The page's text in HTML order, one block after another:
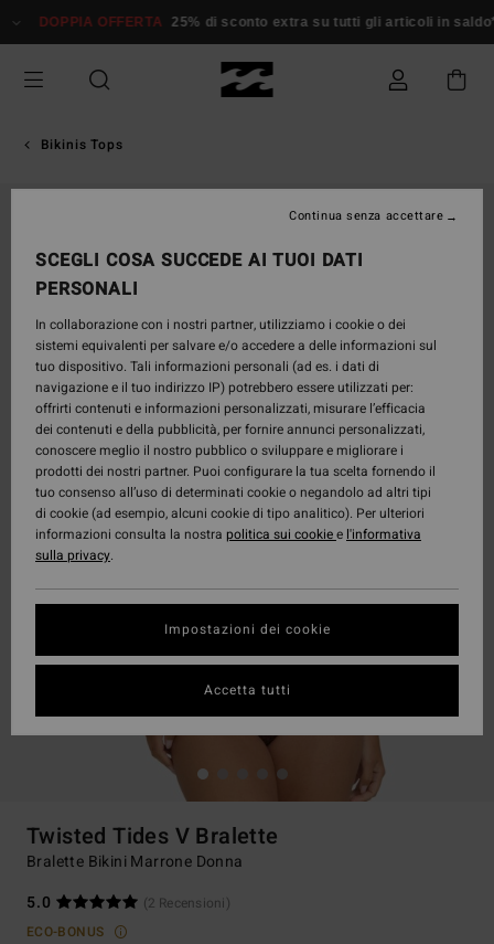
alle
prodotto
DOPPIA OFFERTA 25% di sconto extra su tutti gli articoli in saldo*
Bikinis Tops
Twisted Tides V Bralette
Bralette Bikini Marrone Donna
5.0
(2 Recensioni)
ECO-BONUS
SCEGLI COSA SUCCEDE AI TUOI DATI
PERSONALI
In collaborazione con i nostri partner, utilizziamo i cookie o dei
sistemi equivalenti per salvare e/o accedere a delle informazioni sul
tuo dispositivo. Tali informazioni personali (ad es. i dati di
navigazione e il tuo indirizzo IP) potrebbero essere utilizzati per:
offrirti contenuti e informazioni personalizzati, misurare l’efficacia
dei contenuti e della pubblicità, per fornire annunci personalizzati,
conoscere meglio il nostro pubblico o sviluppare e migliorare i
prodotti dei nostri partner. Puoi configurare la tua scelta fornendo il
tuo consenso all’uso di determinati cookie o negandolo ad altri tipi
di cookie (ad esempio, alcuni cookie di tipo analitico). Per ulteriori
informazioni consulta la nostra politica sui cookiee l'informativa
sulla privacy.
Impostazioni dei cookie
Continua senza accettare
Accetta tutti